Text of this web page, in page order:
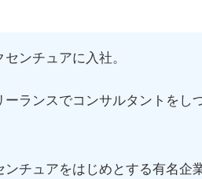
ンチュアに入社。
ーランスでコンサルタントをし
ンチュアをはじめとする有名企